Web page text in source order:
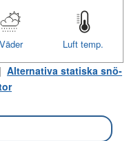
Luft temp.
Väder
Alternativa statiska snö-